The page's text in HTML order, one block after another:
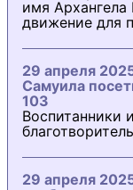
имя Архангела
движение для
29 апреля
Самуила
103
Воспитанники
29 апреля